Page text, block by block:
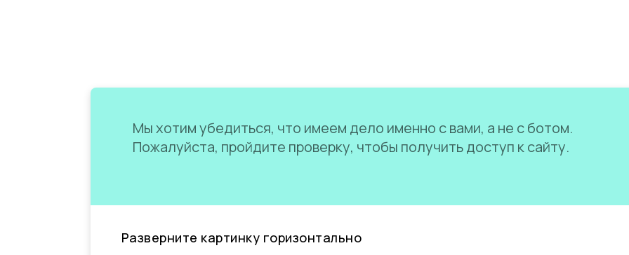
Мы хотим убедиться, что имеем дело именно с вами, а не с ботом.
Пожалуйста, пройдите проверку, чтобы получить доступ к сайту.
Разверните картинку горизонтально